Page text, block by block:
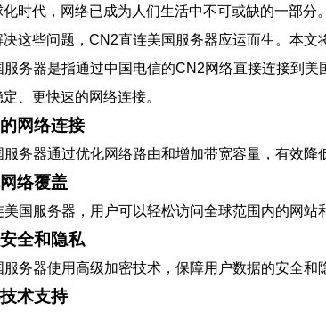
时代，网络已成为人们生活中不可或缺的一部
这些问题，CN2直连美国服务器应运而生。本
务器是指通过中国电信的CN2网络直接连接到
、更快速的网络连接。
网络连接
务器通过优化网络路由和增加带宽容量，有效
络覆盖
国服务器，用户可以轻松访问全球范围内的网
全和隐私
务器使用高级加密技术，保障用户数据的安全
术支持